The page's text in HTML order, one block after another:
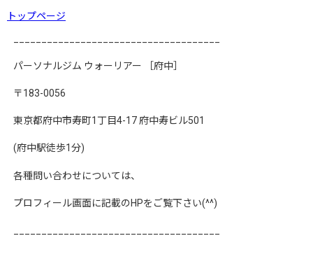
トップページ
パーソナルジム ウォーリアー ［府中］
〒183-0056
東京都府中市寿町1 丁目4-17府中寿ビル501
(府中駅徒歩1分)
各種問い合わせについては、
プロフィール画面に記載のHPをご覧下さい(^^)